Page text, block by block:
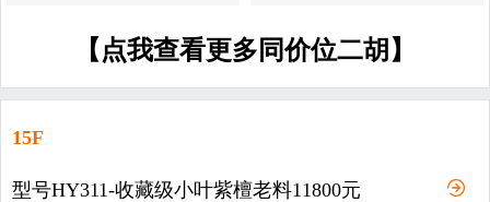
【点我查看更多同价位二胡】
15F
型号HY311-收藏级小叶紫檀老料11800元